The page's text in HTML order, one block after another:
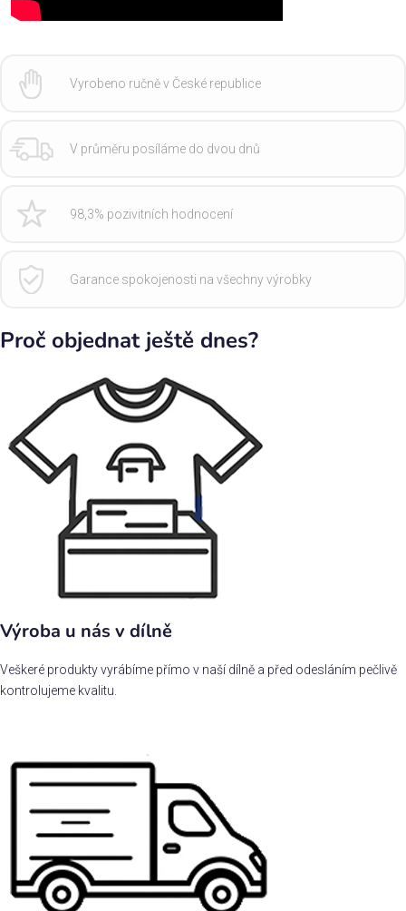
Vyrobeno ručně v České republice
V průměru posíláme do dvou dnů
98,3% pozivitních hodnocení
Garance spokojenosti na všechny výrobky
Proč objednat ještě dnes?
Výroba u nás v dílně
Veškeré produkty vyrábíme přímo v naší dílně a před odesláním pečlivě
kontrolujeme kvalitu.